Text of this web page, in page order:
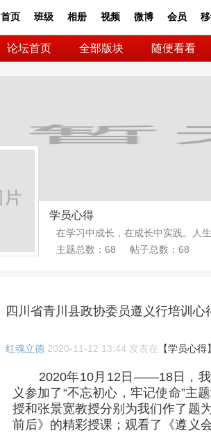
首页 班级 相册 视频 微博 会员
论坛首页 全部版块 随便看看
学员心得
在学习中成长，在成长中实践。人
主题总数：68 帖子总数：68
四川省青川县政协委员遵义行培训心
红魂立德2020-11-12 13:44 发表在 【学员心得
2020年10月12日——18日，我随
义参加了“不忘初心，牢记使命”主
授和张景宽教授分别为我们作了题
前后》的精彩授课；观看了《遵义